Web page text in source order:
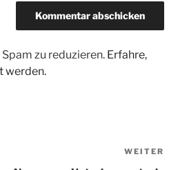
zu reduzieren. Erfahre,
werden.
WEITER